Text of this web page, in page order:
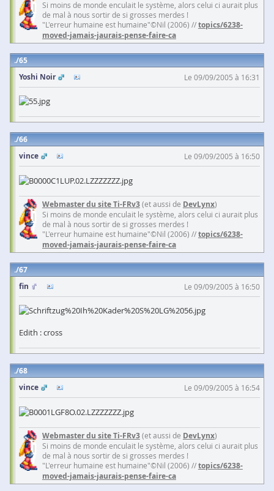
Si moins de monde enculait le système, alors celui ci aurait plus
de mal à nous sortir de si grosses merdes !
"L'erreur humaine est humaine"©Nil (2006) //topics/6238-
moved-jamais-jaurais-pense-faire-ca
65
Yoshi Noir
Le 09/09/2005 à 16:31
66
vince
Le 09/09/2005 à 16:50
Webmaster du site Ti-FRv3(et aussi de DevLynx)
Si moins de monde enculait le système, alors celui ci aurait plus
de mal à nous sortir de si grosses merdes !
"L'erreur humaine est humaine"©Nil (2006) //topics/6238-
moved-jamais-jaurais-pense-faire-ca
67
fin
Le 09/09/2005 à 16:50
Edith : cross
68
vince
Le 09/09/2005 à 16:54
Webmaster du site Ti-FRv3(et aussi de DevLynx)
Si moins de monde enculait le système, alors celui ci aurait plus
de mal à nous sortir de si grosses merdes !
"L'erreur humaine est humaine"©Nil (2006) //topics/6238-
moved-jamais-jaurais-pense-faire-ca